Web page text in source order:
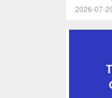
2026-07-